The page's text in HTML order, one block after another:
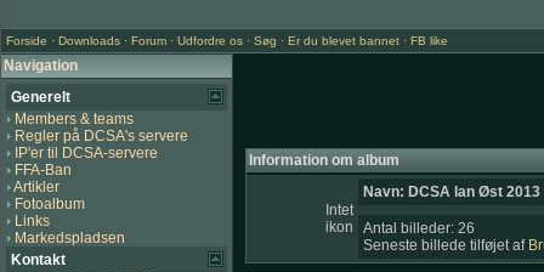
Forside · Downloads · Forum · Udfordre os · Søg · Er du blevet bannet · FB like
Navigation
Generelt
Members & teams
Regler på DCSA's servere
IP'er til DCSA-servere
FFA-Ban
Artikler
Fotoalbum
Links
Markedspladsen
Kontakt
Information om album
Intet
ikon
Navn: DCSA lan Øst 2013
Antal billeder: 26
Seneste billede tilføjet af